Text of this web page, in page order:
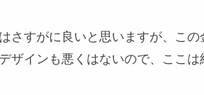
さすがに良いと思いますが、こ
ザインも悪くはないので、ここは